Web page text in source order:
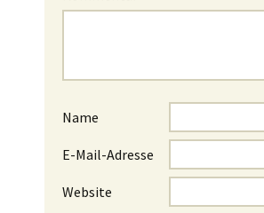
Name
E-Mail-Adresse
Website